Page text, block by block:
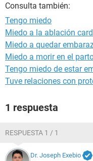
Consulta también:
Tengo miedo
Miedo a la ablación
Miedo a quedar
Miedo a morir en el
Tengo miedo de estar
Tuve relaciones con
1 respuesta
RESPUESTA 1 / 1
Dr. Joseph Exebio